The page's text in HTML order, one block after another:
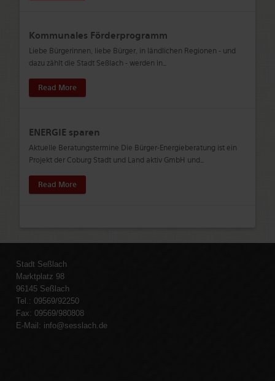
Kommunales Förderprogramm
Liebe Bürgerinnen, liebe Bürger, in ländlichen Regionen - und
dazu zählt die Stadt Seßlach - werden in…
Read More
ENERGIE sparen
Aktuelle Beratungstermine Die Bürger-Energieberatung ist ein
Projekt der Coburg Stadt und Land aktiv GmbH und …
Read More
Stadt Seßlach
Marktplatz 98
96145 Seßlach
Tel.: 09569/92250
Fax: 09569/980808
E-Mail: info@sesslach.de